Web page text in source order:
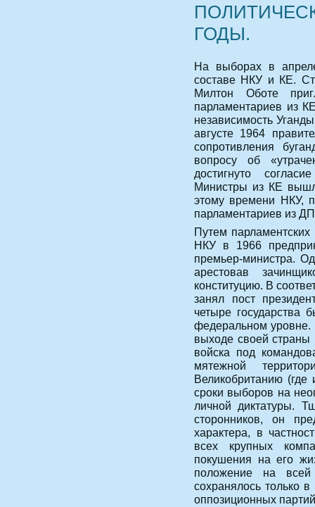
ГОДЫ.
На выборах в
составе НКУ и КЕ.
Милтон Оботе
парламентариев из
независимость
августе 1964
сопротивления
вопросу об
достигнуто
Министры из КЕ
этому времени НКУ,
парламентариев из
Путем
НКУ в 1966
премьер-министра.
арестовав
конституцию. В
занял пост
четыре государства
федеральном уровне.
выходе своей страны
войска под
мятежной
Великобританию
сроки выборов на
личной диктатуры.
сторонников, он
характера, в
всех крупных
покушения на его
положение на
сохранялось только в
оппозиционных